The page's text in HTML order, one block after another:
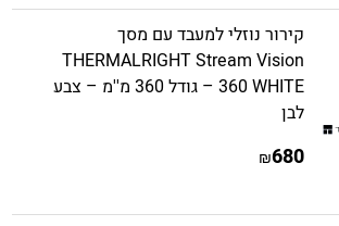
קירור נוזלי למעבד עם מסך
THERMALRIGHT Stream Vision
360 WHITE – גודל 360 מ''מ – צבע
לבן
680
₪